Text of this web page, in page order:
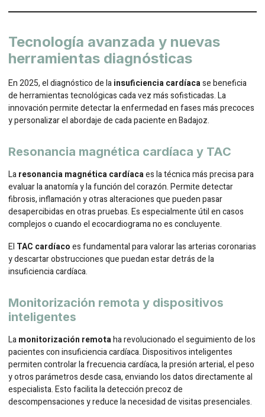
Tecnología avanzada y nuevas
herramientas diagnósticas
En 2025, el diagnóstico de lainsuficiencia cardíacase beneficia
de herramientas tecnológicas cada vez más sofisticadas. La
innovación permite detectar la enfermedad en fases más precoces
y personalizar el abordaje de cada paciente en Badajoz.
Resonancia magnética cardíaca y TAC
Laresonancia magnética cardíacaes la técnica más precisa para
evaluar la anatomía y la función del corazón. Permite detectar
fibrosis, inflamación y otras alteraciones que pueden pasar
desapercibidas en otras pruebas. Es especialmente útil en casos
complejos o cuando el ecocardiograma no es concluyente.
El TAC cardíacoes fundamental para valorar las arterias coronarias
y descartar obstrucciones que puedan estar detrás de la
insuficiencia cardíaca.
Monitorización remota y dispositivos
inteligentes
Lamonitorización remotaha revolucionado el seguimiento de los
pacientes con insuficiencia cardíaca. Dispositivos inteligentes
permiten controlar la frecuencia cardíaca, la presión arterial, el peso
y otros parámetros desde casa, enviando los datos directamente al
especialista. Esto facilita la detección precoz de
descompensaciones y reduce la necesidad de visitas presenciales.